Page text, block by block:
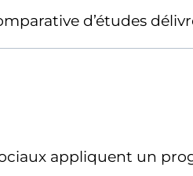
d’études
appliquent un